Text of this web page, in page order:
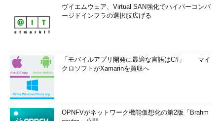
ヴイエムウェア、Virtual SAN強化でハイパーコンバ
ージドインフラの選択肢広げる
「モバイルアプリ開発に最適な言語はC#」――マイ
クロソフトがXamarinを買収へ
OPNFVがネットワーク機能仮想化の第2版「Brahm